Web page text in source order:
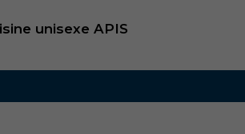
unisexe APIS